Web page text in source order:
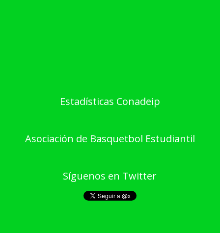
Estadísticas Conadeip
Asociación de Basquetbol Estudiantil
Síguenos en Twitter